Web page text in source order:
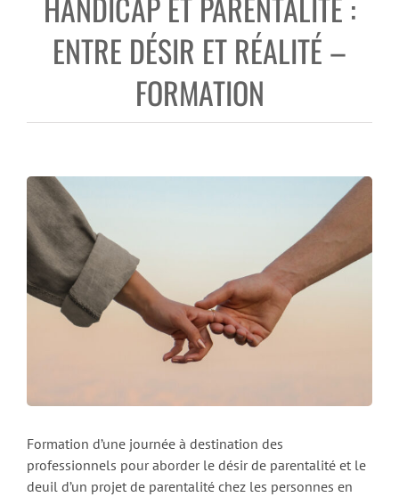
ENTRE DÉSIR ET RÉALITÉ –
FORMATION
Formation d’une journée à destination des
professionnels pour aborder le désir de parentalité et le
deuil d’un projet de parentalité chez les personnes en